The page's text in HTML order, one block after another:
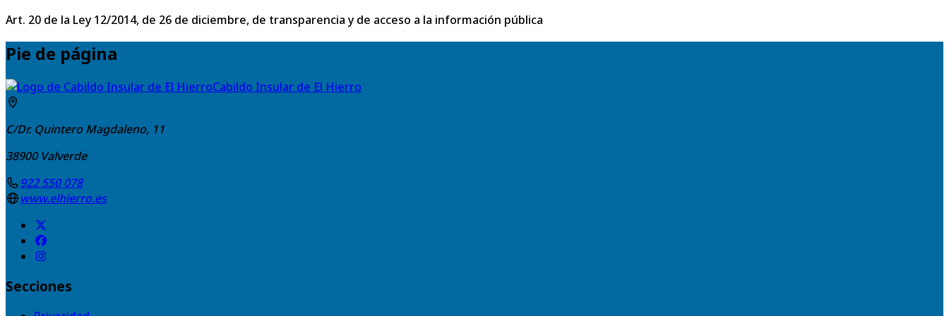
Art. 20 de la Ley 12/2014, de 26 de diciembre, de transparencia y de acceso a la información pública
Pie de página
Cabildo Insular de El Hierro
C/Dr. Quintero Magdaleno, 11
38900 Valverde
922 550 078
www.elhierro.es
Secciones